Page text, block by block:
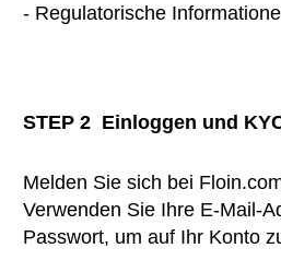
- Regulatorische
STEP 2 Einloggen und
Melden Sie sich bei
Verwenden Sie Ihre E-Mail-
Passwort, um auf Ihr Konto